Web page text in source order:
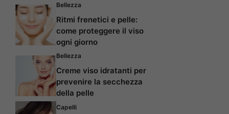
Bellezza
Ritmi frenetici e pelle:
come proteggere il viso
ogni giorno
Bellezza
Creme viso idratanti per
prevenire la secchezza
della pelle
Capelli